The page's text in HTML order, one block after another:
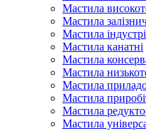
Мастила
Мастила
Мастила
Мастила канатні
Мастила
Мастила
Мастила
Мастила
Мастила
Мастила